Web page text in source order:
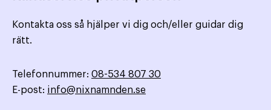
Kontakta oss så hjälper vi dig och/eller guidar dig
rätt.
Telefonnummer: 08-534 807 30
E-post: info@nixnamnden.se